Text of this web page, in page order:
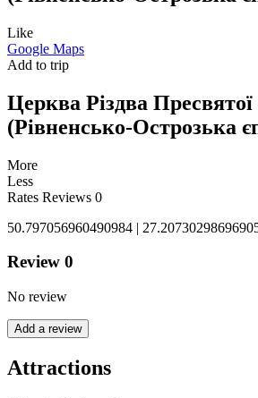
Like
Google Maps
Add to trip
Церква Різдва Пресвятої
(Рівненсько-Острозька
More
Less
Rates Reviews 0
50.797056960490984 |
Review 0
No review
Add a review
Attractions